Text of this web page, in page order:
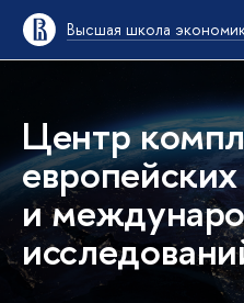
Высшая школа
Центр
европейских
и